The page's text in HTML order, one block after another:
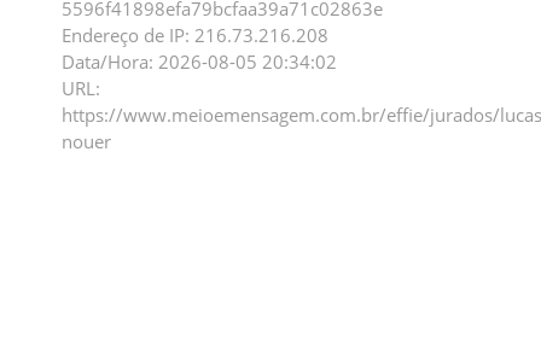
5596f41898efa79bcfaa39a71c02863e
Endereço de IP: 216.73.216.208
Data/Hora: 2026-08-05 20:34:02
URL:
https://www.meioemensagem.com.br/effie/jurados/
nouer